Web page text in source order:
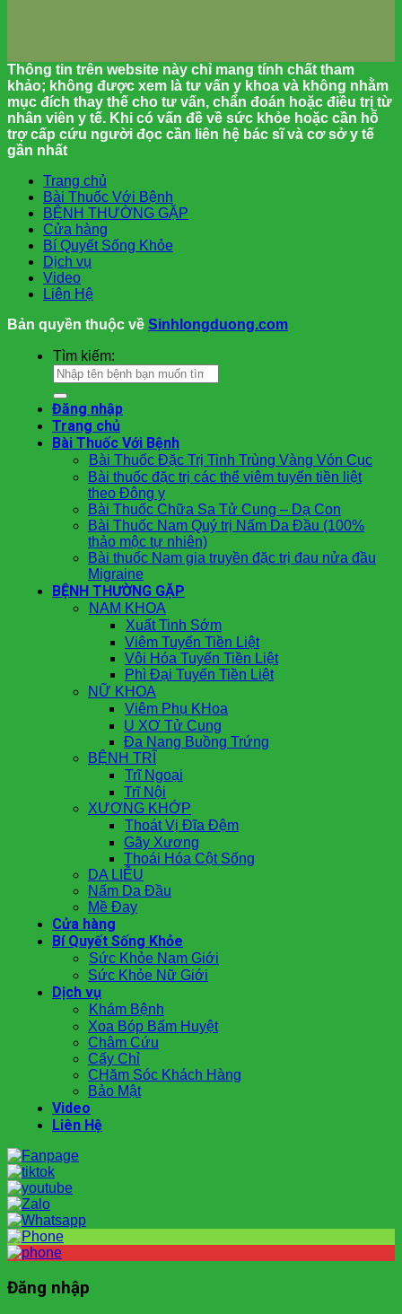
Thông tin trên website này chỉ mang tính chất tham
khảo; không được xem là tư vấn y khoa và không nhằm
mục đích thay thế cho tư vấn, chẩn đoán hoặc điều trị từ
nhân viên y tế. Khi có vấn đề về sức khỏe hoặc cần hỗ
trợ cấp cứu người đọc cần liên hệ bác sĩ và cơ sở y tế
gần nhất
Trang chủ
Bài Thuốc Với Bệnh
BỆNH THƯỜNG GẶP
Cửa hàng
Bí Quyết Sống Khỏe
Dịch vụ
Video
Liên Hệ
Bản quyền thuộc về Sinhlongduong.com
Tìm kiếm:
Đăng nhập
Trang chủ
Bài Thuốc Với Bệnh
Bài Thuốc Đặc Trị Tinh Trùng Vàng Vón Cục
Bài thuốc đặc trị các thể viêm tuyến tiền liệt
theo Đông y
Bài Thuốc Chữa Sa Tử Cung – Dạ Con
Bài Thuốc Nam Quý trị Nấm Da Đầu (100%
thảo mộc tự nhiên)
Bài thuốc Nam gia truyền đặc trị đau nửa đầu
Migraine
BỆNH THƯỜNG GẶP
NAM KHOA
Xuất Tinh Sớm
Viêm Tuyến Tiền Liệt
Vôi Hóa Tuyến Tiền Liệt
Phì Đại Tuyến Tiền Liệt
NỮ KHOA
Viêm Phụ KHoa
U XƠ Tử Cung
Đa Nang Buồng Trứng
BỆNH TRĨ
Trĩ Ngoại
Trĩ Nội
XƯƠNG KHỚP
Thoát Vị Đĩa Đệm
Gãy Xương
Thoái Hóa Cột Sống
DA LIỄU
Nấm Da Đầu
Mề Đay
Cửa hàng
Bí Quyết Sống Khỏe
Sức Khỏe Nam Giới
Sức Khỏe Nữ Giới
Dịch vụ
Khám Bệnh
Xoa Bóp Bấm Huyệt
Châm Cứu
Cấy Chỉ
CHăm Sóc Khách Hàng
Bảo Mật
Video
Liên Hệ
Đăng nhập